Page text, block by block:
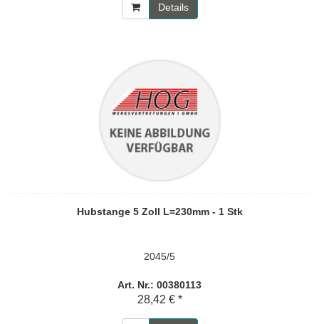
Details
Hubstange 5 Zoll L=230mm - 1 Stk
2045/5
Art. Nr.: 00380113
28,42 € *